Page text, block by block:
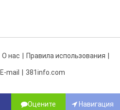
Оцените Навигация
О нас Правила использования
E-mail 381info.com